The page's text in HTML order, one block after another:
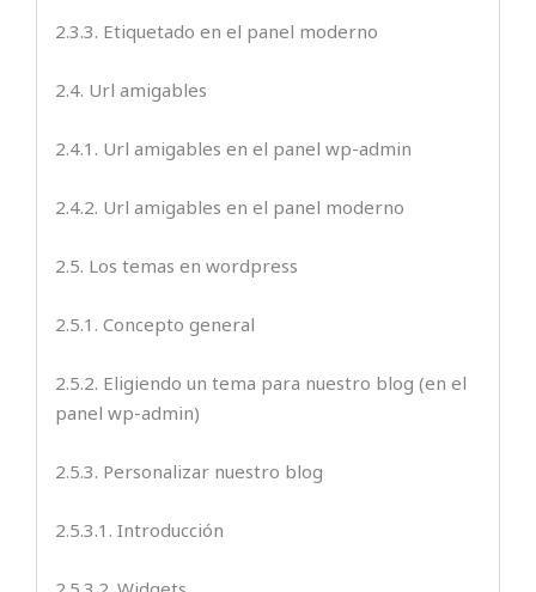
2.3.3. Etiquetado en el panel moderno
2.4. Url amigables
2.4.1. Url amigables en el panel wp-admin
2.4.2. Url amigables en el panel moderno
2.5. Los temas en wordpress
2.5.1. Concepto general
2.5.2. Eligiendo un tema para nuestro blog (en el
panel wp-admin)
2.5.3. Personalizar nuestro blog
2.5.3.1. Introducción